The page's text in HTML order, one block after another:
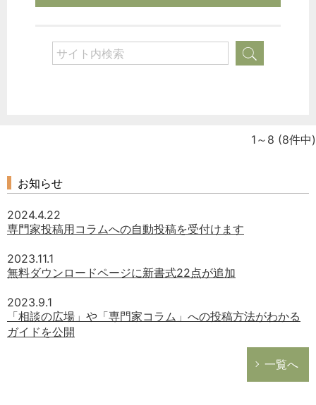
1～8 (8件中)
お知らせ
2024.4.22
専門家投稿用コラムへの自動投稿を受付けます
2023.11.1
無料ダウンロードページに新書式22点が追加
2023.9.1
「相談の広場」や「専門家コラム」への投稿方法がわかる
ガイドを公開
一覧へ